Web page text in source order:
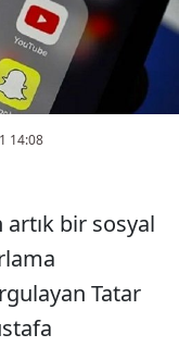
14:08
artık bir sosyal
Tatar